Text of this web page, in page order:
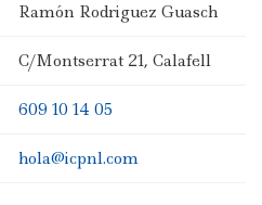
Ramón Rodriguez Guasch
C/Montserrat 21, Calafell
609 10 14 05
hola@icpnl.com